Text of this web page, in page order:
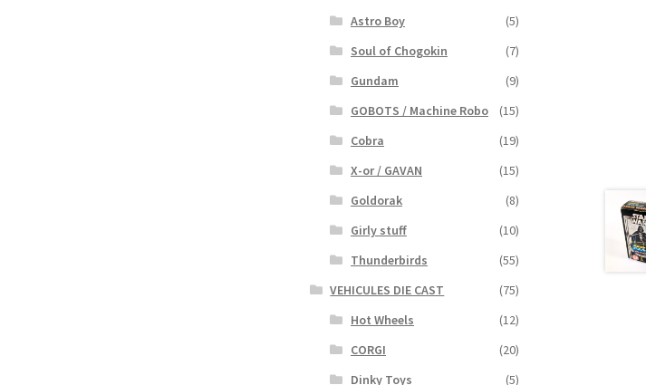
Astro Boy
(5)
Soul of Chogokin
(7)
Gundam
(9)
GOBOTS / Machine Robo
(15)
Cobra
(19)
X-or / GAVAN
(15)
Goldorak
(8)
Girly stuff
(10)
Thunderbirds
(55)
VEHICULES DIE CAST
(75)
Hot Wheels
(12)
CORGI
(20)
Dinky Toys
(5)